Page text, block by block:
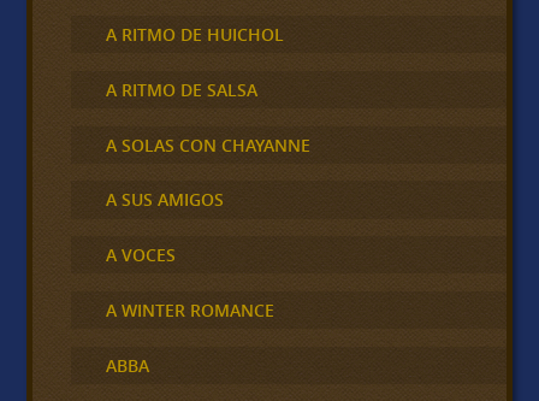
A RITMO DE HUICHOL
A RITMO DE SALSA
A SOLAS CON CHAYANNE
A SUS AMIGOS
A VOCES
A WINTER ROMANCE
ABBA